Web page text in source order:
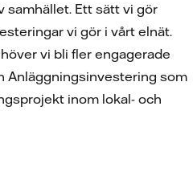
samhället. Ett sätt vi gör
vi gör i vårt elnät.
vi bli fler engagerade
Anläggningsinvestering som
inom lokal- och